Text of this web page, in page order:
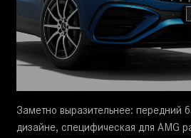
Заметно выразительнее: передний
дизайне, специфическая для AMG